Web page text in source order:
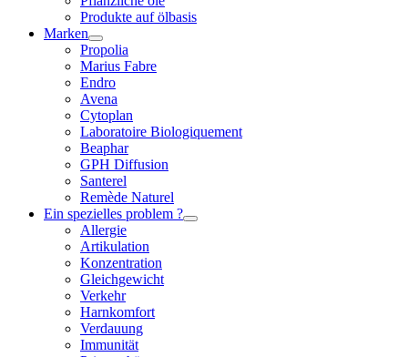
Produkte auf ölbasis
Marken
Propolia
Marius Fabre
Endro
Avena
Cytoplan
Laboratoire Biologiquement
Beaphar
GPH Diffusion
Santerel
Remède Naturel
Ein spezielles problem ?
Allergie
Artikulation
Konzentration
Gleichgewicht
Verkehr
Harnkomfort
Verdauung
Immunität